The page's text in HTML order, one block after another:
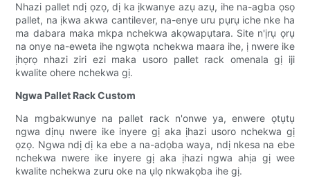
Nhazi pallet ndị ọzọ, dị ka ịkwanye azụ azụ, ihe na-agba ọsọ
pallet, na ịkwa akwa cantilever, na-enye uru pụrụ iche nke ha
ma dabara maka mkpa nchekwa akọwapụtara. Site n'ịrụ ọrụ
na onye na-eweta ihe ngwọta nchekwa maara ihe, ị nwere ike
ịhọrọ nhazi ziri ezi maka usoro pallet rack omenala gị iji
kwalite ohere nchekwa gị.
Ngwa Pallet Rack Custom
Na mgbakwunye na pallet rack n'onwe ya, enwere ọtụtụ
ngwa dịnụ nwere ike inyere gị aka ịhazi usoro nchekwa gị
ọzọ. Ngwa ndị dị ka ebe a na-adọba waya, ndị nkesa na ebe
nchekwa nwere ike inyere gị aka ịhazi ngwa ahịa gị wee
kwalite nchekwa zuru oke na ụlọ nkwakọba ihe gị.